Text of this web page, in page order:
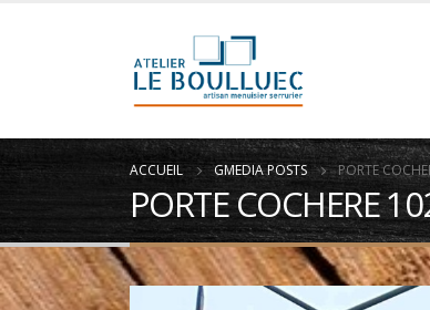
ACCUEIL GMEDIA POSTS PORTE
PORTE COCHERE